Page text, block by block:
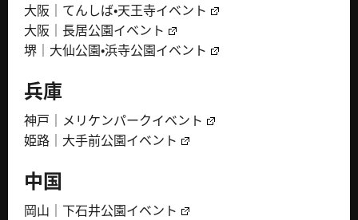
大阪｜てんしば・天王寺イベント
大阪｜長居公園イベント
堺｜大仙公園・浜寺公園イベント
兵庫
神戸｜メリケンパークイベント
姫路｜大手前公園イベント
中国
岡山｜下石井公園イベント